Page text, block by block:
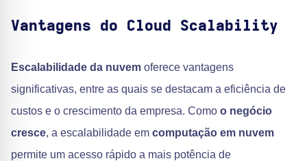
Vantagens do Cloud Scalability
Escalabilidade da nuvem oferece vantagens
significativas, entre as quais se destacam a eficiência de
custos e o crescimento da empresa. Como o negócio
cresce, a escalabilidade em computação em nuvem
permite um acesso rápido a mais potência de